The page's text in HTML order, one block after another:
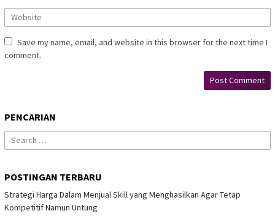
Save my name, email, and website in this browser for the next time I
comment.
PENCARIAN
Search
for:
POSTINGAN TERBARU
Strategi Harga Dalam Menjual Skill yang Menghasilkan Agar Tetap
Kompetitif Namun Untung